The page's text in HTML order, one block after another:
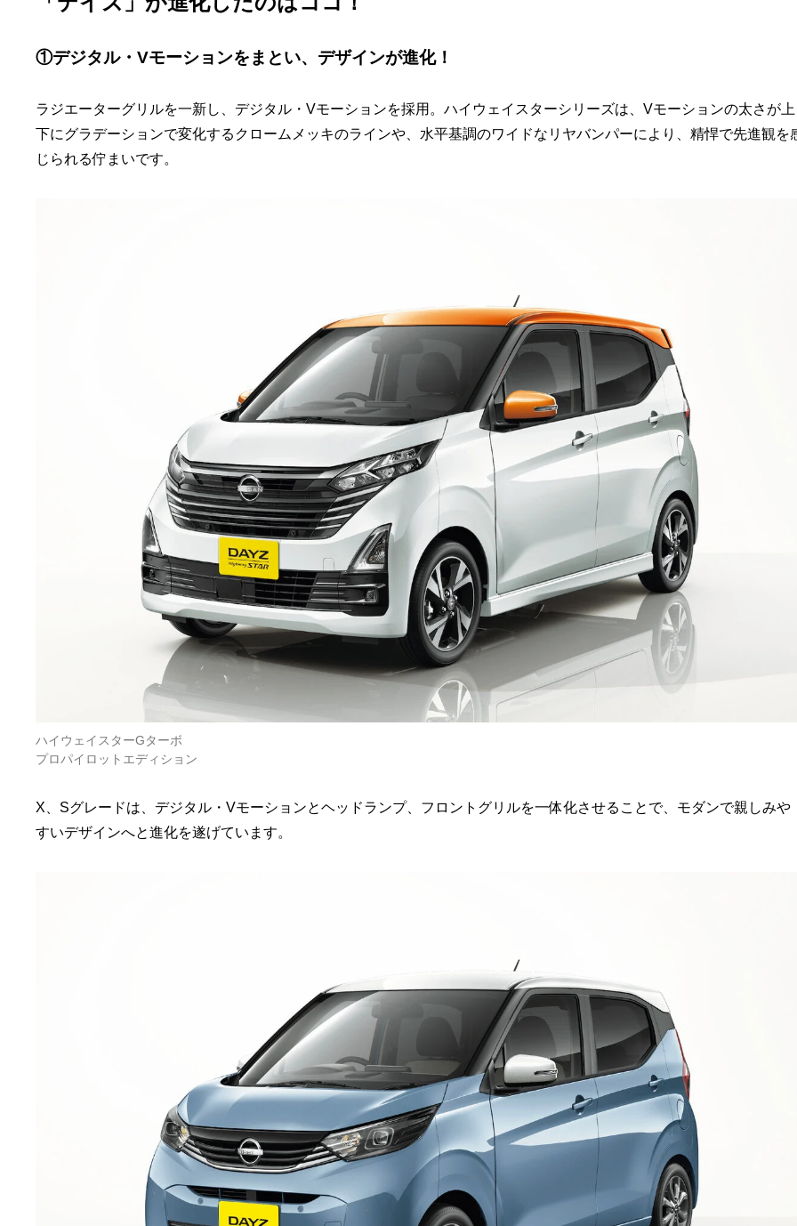
①デジタル・Vモーションをまとい、デザインが進化！
ラジエーターグリルを一新し、デジタル・Vモーションを採用。ハイウェイスターシリーズは、Vモーションの太さが上
下にグラデーションで変化するクロームメッキのラインや、水平基調のワイドなリヤバンパーにより、精悍で先進観を
じられる佇まいです。
ハイウェイスターGターボ
プロパイロットエディション
X、Sグレードは、デジタル・Vモーションとヘッドランプ、フロントグリルを一体化させることで、モダンで親しみや
すいデザインへと進化を遂げています。